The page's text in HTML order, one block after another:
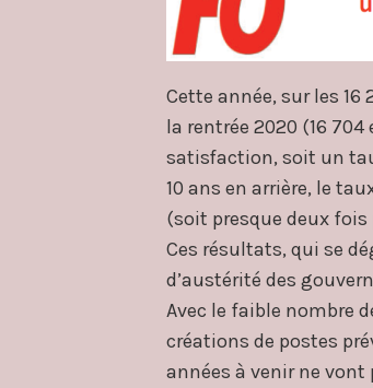
inter
(permutations)
Cette année, sur les
la rentrée 2020 (16
satisfaction, soit un
10 ans en arrière, le
(soit presque deux fois
Ces résultats, qui se
d’austérité des
Avec le faible nombre
créations de postes
années à venir ne vont